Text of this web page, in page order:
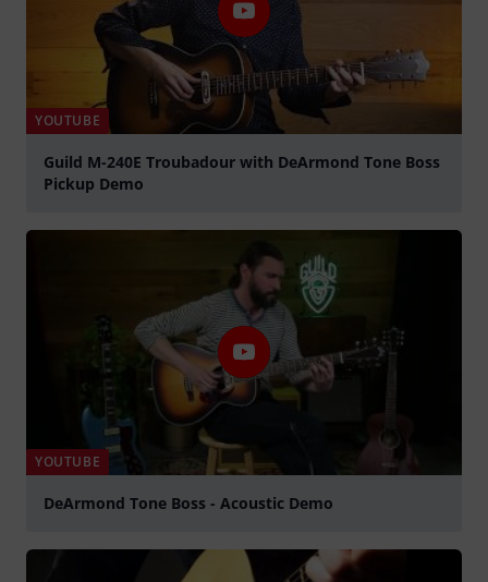
YOUTUBE
Guild M-240E Troubadour with DeArmond Tone Boss
Pickup Demo
YOUTUBE
DeArmond Tone Boss - Acoustic Demo